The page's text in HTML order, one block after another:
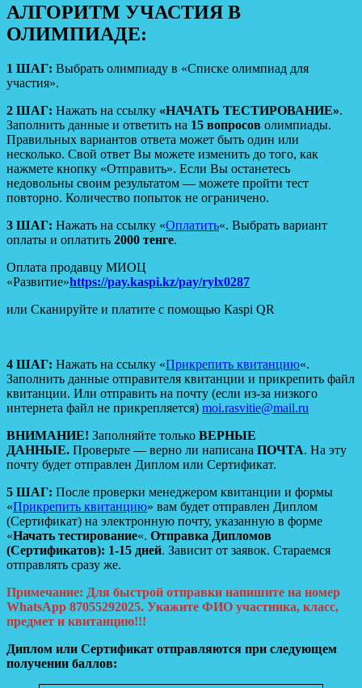
АЛГОРИТМ УЧАСТИЯ В
ОЛИМПИАДЕ:
1 ШАГ: Выбрать олимпиаду в «Списке олимпиад для
участия».
2 ШАГ: Нажать на ссылку «НАЧАТЬ ТЕСТИРОВАНИЕ».
Заполнить данные и ответить на 15 вопросов олимпиады.
Правильных вариантов ответа может быть один или
несколько. Свой ответ Вы можете изменить до того, как
нажмете кнопку «Отправить». Если Вы останетесь
недовольны своим результатом — можете пройти тест
повторно. Количество попыток не ограничено.
3 ШАГ: Нажать на ссылку «Оплатить«. Выбрать вариант
оплаты и оплатить 2000 тенге.
Оплата продавцу МИОЦ
«Развитие»https://pay.kaspi.kz/pay/rylx0287
или Сканируйте и платите с помощью Кaspi QR
4 ШАГ: Нажать на ссылку «Прикрепить квитанцию«.
Заполнить данные отправителя квитанции и прикрепить файл
квитанции. Или отправить на почту (если из-за низкого
интернета файл не прикрепляется) moi.rasvitie@mail.ru
ВНИМАНИЕ! Заполняйте только ВЕРНЫЕ
ДАННЫЕ. Проверьте — верно ли написана ПОЧТА. На эту
почту будет отправлен Диплом или Сертификат.
5 ШАГ: После проверки менеджером квитанции и формы
«Прикрепить квитанцию» вам будет отправлен Диплом
(Сертификат) на электронную почту, указанную в форме
«Начать тестирование«. Отправка Дипломов
(Сертификатов): 1-15 дней. Зависит от заявок. Стараемся
отправлять сразу же.
Примечание: Для быстрой отправки напишите на номер
WhatsApp 87055292025. Укажите ФИО участника, класс,
предмет и квитанцию!!!
Диплом или Сертификат отправляются при следующем
получении баллов: